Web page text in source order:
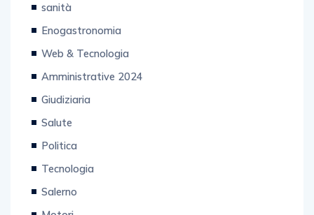
Enogastronomia
Web & Tecnologia
Amministrative 2024
Giudiziaria
Salute
Politica
Tecnologia
Salerno
Motori